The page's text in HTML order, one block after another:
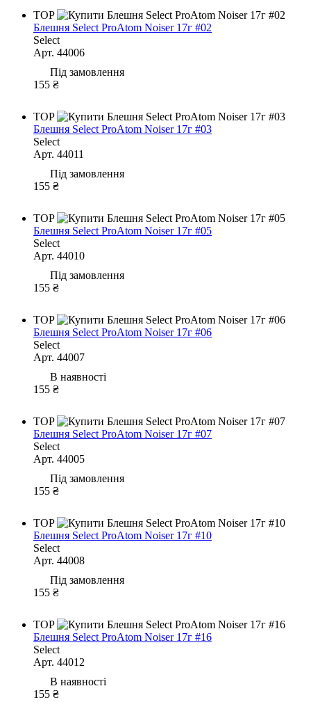
TOP
Блешня Select ProAtom Noiser 17г #02
Select
Арт. 44006
Під замовлення
155 ₴
TOP
Блешня Select ProAtom Noiser 17г #03
Select
Арт. 44011
Під замовлення
155 ₴
TOP
Блешня Select ProAtom Noiser 17г #05
Select
Арт. 44010
Під замовлення
155 ₴
TOP
Блешня Select ProAtom Noiser 17г #06
Select
Арт. 44007
В наявності
155 ₴
TOP
Блешня Select ProAtom Noiser 17г #07
Select
Арт. 44005
Під замовлення
155 ₴
TOP
Блешня Select ProAtom Noiser 17г #10
Select
Арт. 44008
Під замовлення
155 ₴
TOP
Блешня Select ProAtom Noiser 17г #16
Select
Арт. 44012
В наявності
155 ₴